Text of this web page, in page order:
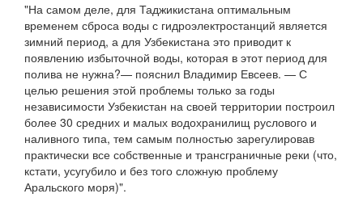
"На самом деле, для Таджикистана оптимальным
временем сброса воды с гидроэлектростанций является
зимний период, а для Узбекистана это приводит к
появлению избыточной воды, которая в этот период для
полива не нужна?— пояснил Владимир Евсеев. — С
целью решения этой проблемы только за годы
независимости Узбекистан на своей территории построил
более 30 средних и малых водохранилищ руслового и
наливного типа, тем самым полностью зарегулировав
практически все собственные и трансграничные реки (что,
кстати, усугубило и без того сложную проблему
Аральского моря)".